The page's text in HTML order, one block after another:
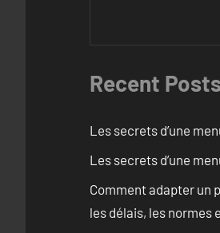
Recent
Les secrets d’une
Les secrets d’une
Comment adapter un
les délais, les normes